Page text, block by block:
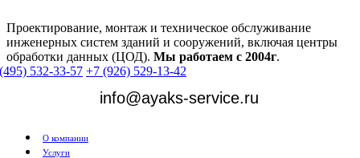
Проектирование, монтаж и техническое обслуживание
инженерных систем зданий и сооружений, включая центры
обработки данных (ЦОД). Мы работаем с 2004г.
532-33-57 +7 (926) 529-13-42
info@ayaks-service.ru
О компании
Услуги